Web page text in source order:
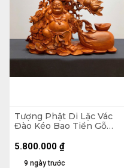
Tượng Phật Di Lặc Vác
Đào Kéo Bao Tiền Gỗ
Sâu 18 (cm)
9 ngày trước
5.800.000 ₫